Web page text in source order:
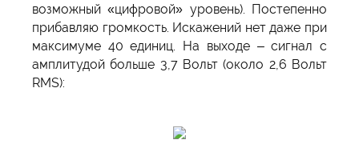
возможный «цифровой» уровень). Постепенно
прибавляю громкость. Искажений нет даже при
максимуме 40 единиц. На выходе – сигнал с
амплитудой больше 3,7 Вольт (около 2,6 Вольт
RMS):